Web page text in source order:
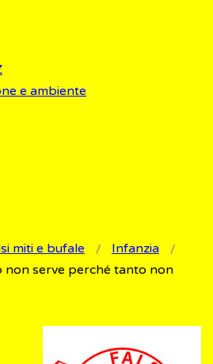
e ambiente
miti e bufale
Infanzia
non serve perché tanto non